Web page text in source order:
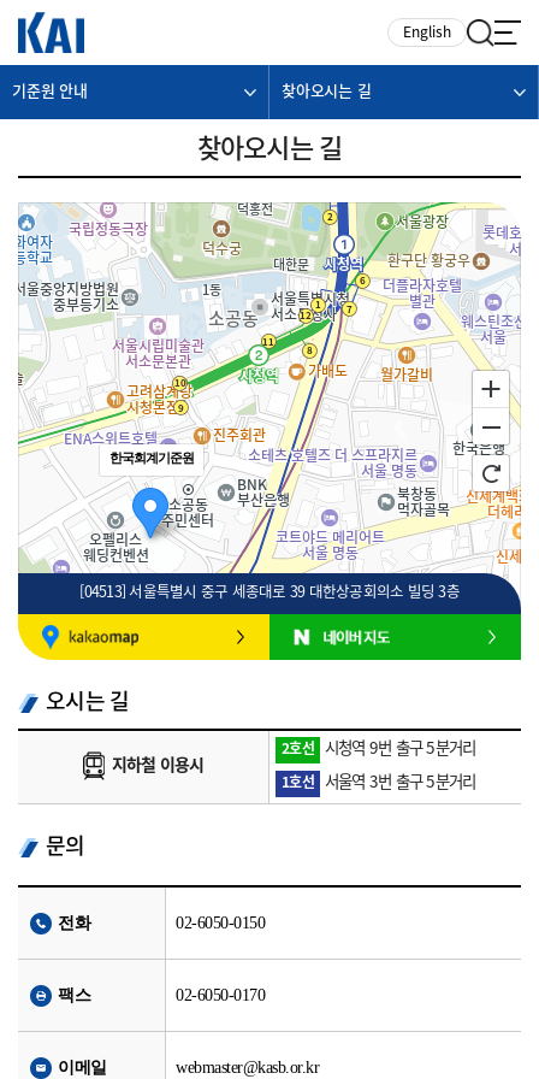
English
기준원 안내 찾아오시는 길
찾아오시는 길
한국회계기준원
100m
[04513] 서울특별시 중구 세종대로 39 대한상공회의소 빌딩 3층
오시는 길
지하철 이용시
2호선 시청역 9번 출구 5분거리
1호선 서울역 3번 출구 5분거리
문의
전화 02-6050-0150
팩스 02-6050-0170
이메일 webmaster@kasb.or.kr